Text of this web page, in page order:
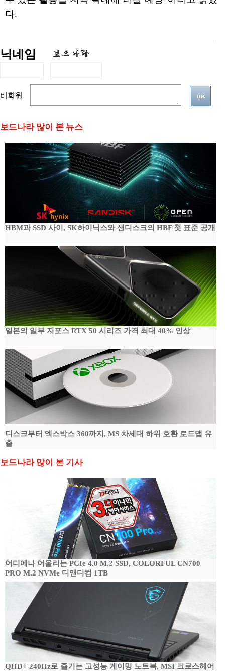
다.
닉네임
비회원
보드나라 많이 본 뉴스
HBM과 SSD 사이, SK하이닉스와 샌디스크의 HBF 첫 표준 공개
일본의 일부 지포스 RTX 50 시리즈 가격 최대 40% 인상
디스크부터 엑스박스 360까지, MS 차세대 하위 호환 로드맵 유
출
보드나라 많이 본 기사
어디에나 어울리는 PCIe 4.0 M.2 SSD, COLORFUL CN700
PRO M.2 NVMe 디앤디컴 1TB
QHD+ 240Hz로 즐기는 고성능 게이밍 노트북, MSI 크로스헤어